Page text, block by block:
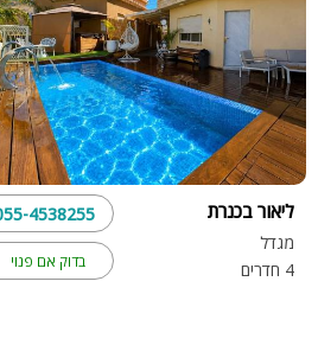
ליאור בכנרת
מגדל
4 חדרים
בדוק אם פנוי
4538255